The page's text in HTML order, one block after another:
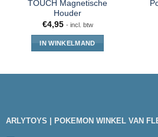
TOUCH Magnetische
Houder
€4,95 - incl. btw
IN WINKELMAND
ARLYTOYS | POKEMON WINKEL VAN